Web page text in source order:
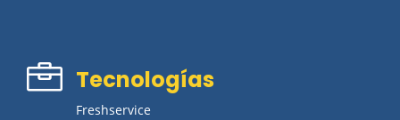
 Tecnologías
Freshservice